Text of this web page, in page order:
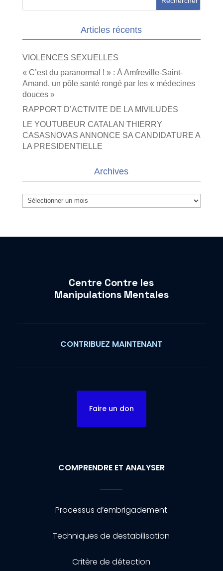
Articles récents
VIOLENCES SEXUELLES
« C’est du paranormal ! » : À Amfreville-Saint-
Amand, un pôle santé rongé par les « médecines
douces »
RAPPORT D’ACTIVITE DE LA MIVILUDES
LE YOUTUBEUR CATALAN THIERRY
CASASNOVAS ANNONCE SA CANDIDATURE A
LA PRESIDENTIELLE
Archives
Archives
Centre Contre les
Manipulations Mentales
CONTRIBUEZ MAINTENANT
Faire un don
COMPRENDRE ET ANALYSER
Processus d’embrigadement
Techniques de destabilisation
Critère de détection